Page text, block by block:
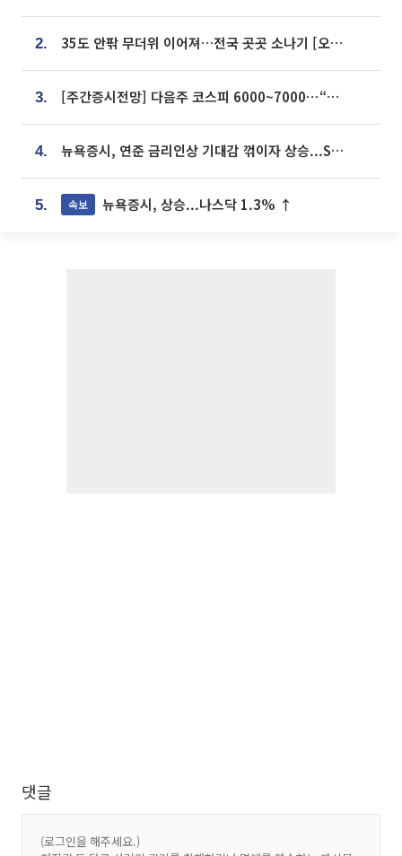
2. 35도 안팎 무더위 이어져…전국 곳곳 소나기 [오늘 날씨]
3. [주간증시전망] 다음주 코스피 6000~7000⋯“外人 수급은 정책이 변수”
4. 뉴욕증시, 연준 금리인상 기대감 꺾이자 상승...S&P500 사상 최고치 [종합]
5. 속보 뉴욕증시, 상승...나스닥 1.3% ↑
댓글